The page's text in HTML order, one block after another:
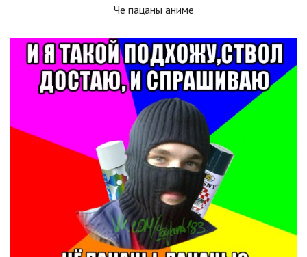
Че пацаны аниме